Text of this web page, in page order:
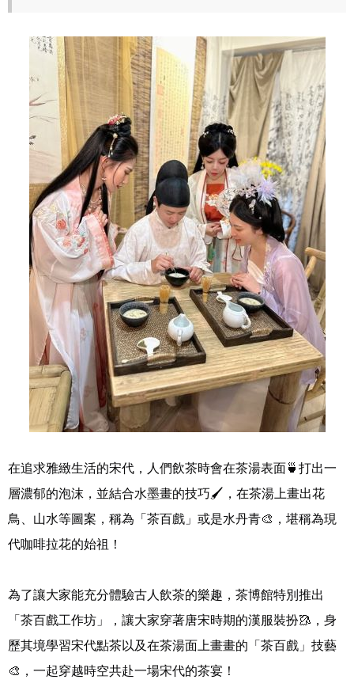
在追求雅緻生活的宋代，人們飲茶時會在茶湯表面🍵 打出一
層濃郁的泡沫，並結合水墨畫的技巧🖌 ，在茶湯上畫出花
鳥、山水等圖案，稱為「茶百戲」或是水丹青🎨 ，堪稱為現
代咖啡拉花的始祖！
為了讓大家能充分體驗古人飲茶的樂趣，茶博館特別推出
「茶百戲工作坊」，讓大家穿著唐宋時期的漢服裝扮🥻 ，身
歷其境學習宋代點茶以及在茶湯面上畫畫的「茶百戲」技藝
🎨 ，一起穿越時空共赴一場宋代的茶宴！